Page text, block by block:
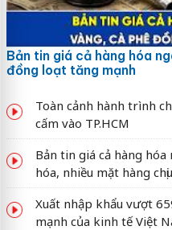
Bản tin giá cả hàng hóa
đồng loạt tăng mạnh
Toàn cảnh hành trình
cấm vào TP.HCM
Bản tin giá cả hàng
hóa, nhiều mặt hàng
Xuất nhập khẩu vượt
mạnh của kinh tế Việt